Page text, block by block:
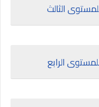
الثالث
الرابع